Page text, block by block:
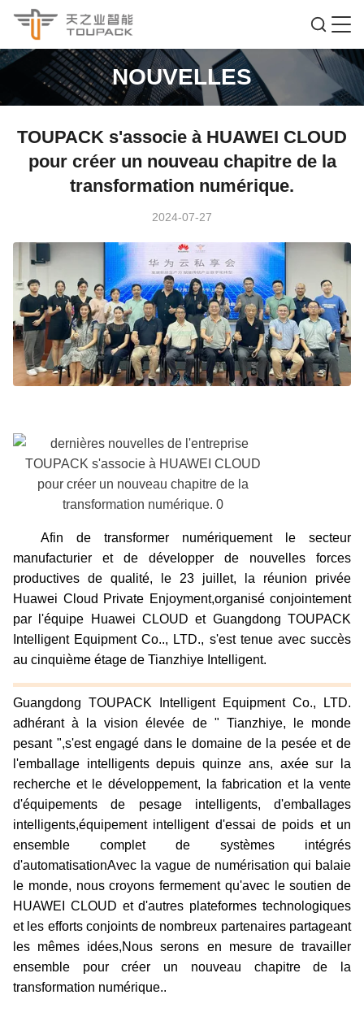
NOUVELLES
TOUPACK s'associe à HUAWEI CLOUD
pour créer un nouveau chapitre de la
transformation numérique.
2024-07-27
Afin de transformer numériquement le secteur
manufacturier et de développer de nouvelles forces
productives de qualité, le 23 juillet, la réunion privée
Huawei Cloud Private Enjoyment,organisé conjointement
par l'équipe Huawei CLOUD et Guangdong TOUPACK
Intelligent Equipment Co.., LTD., s'est tenue avec succès
au cinquième étage de Tianzhiye Intelligent.
Guangdong TOUPACK Intelligent Equipment Co., LTD.
adhérant à la vision élevée de " Tianzhiye, le monde
pesant ",s'est engagé dans le domaine de la pesée et de
l'emballage intelligents depuis quinze ans, axée sur la
recherche et le développement, la fabrication et la vente
d'équipements de pesage intelligents, d'emballages
intelligents,équipement intelligent d'essai de poids et un
ensemble complet de systèmes intégrés
d'automatisationAvec la vague de numérisation qui balaie
le monde, nous croyons fermement qu'avec le soutien de
HUAWEI CLOUD et d'autres plateformes technologiques
et les efforts conjoints de nombreux partenaires partageant
les mêmes idées,Nous serons en mesure de travailler
ensemble pour créer un nouveau chapitre de la
transformation numérique..